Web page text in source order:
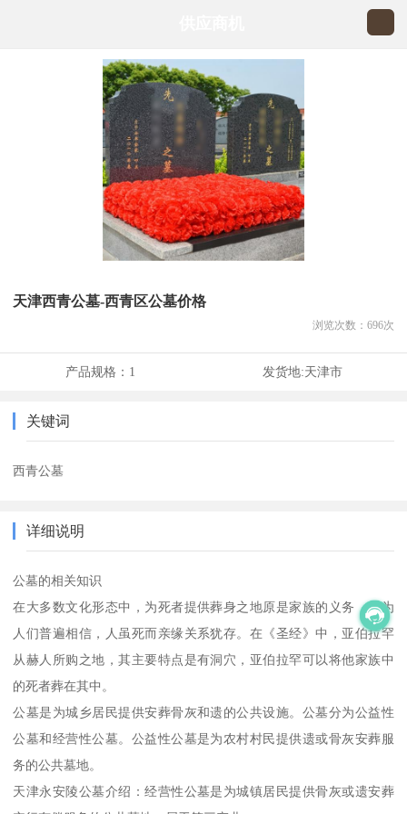
天津西青公墓-西青区公墓价格
浏览次数： 696次
产品规格： 1 发货地:天津市
关键词
西青公墓
详细说明
公墓的相关知识
在大多数文化形态中，为死者提供葬身之地原是家族的义务，因为
人们普遍相信，人虽死而亲缘关系犹存。在《圣经》中，亚伯拉罕
从赫人所购之地，其主要特点是有洞穴，亚伯拉罕可以将他家族中
的死者葬在其中。
公墓是为城乡居民提供安葬骨灰和遗的公共设施。公墓分为公益性
公墓和经营性公墓。公益性公墓是为农村村民提供遗或骨灰安葬服
务的公共墓地。
天津永安陵公墓介绍：经营性公墓是为城镇居民提供骨灰或遗安葬